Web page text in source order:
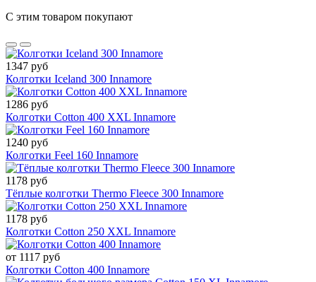
С этим товаром покупают
1347 руб
Колготки Iceland 300 Innamore
1286 руб
Колготки Cotton 400 XXL Innamore
1240 руб
Колготки Feel 160 Innamore
1178 руб
Тёплые колготки Thermo Fleece 300 Innamore
1178 руб
Колготки Cotton 250 XXL Innamore
от 1117 руб
Колготки Cotton 400 Innamore